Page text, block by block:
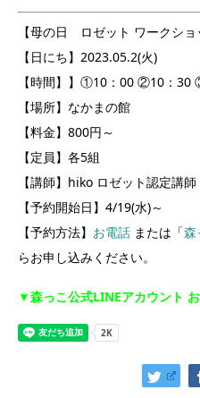
【母の日 ロゼット ワークショ
【日にち】2023.05.2(火)
【時間】】①10：00 ②10：30
【場所】なかまの館
【料金】800円～
【定員】各5組
【講師】hiko ロゼット認定
【予約開始日】4/19(水)～
【予約方法】 お電話 または「森
らお申し込みください。
▼森っこ公式LINEアカウント